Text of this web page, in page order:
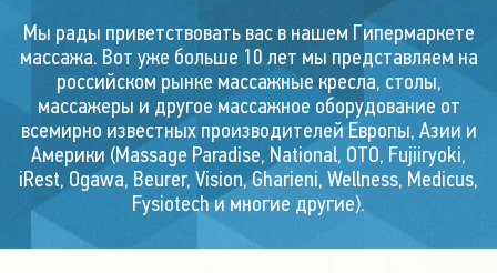
Массажное кресло
FALCON SV
2 200 000 руб.
1 699 999
ВЫ ЭКОНОМИТЕ:500 001 р.
Мы рады приветствовать вас в нашем Гипермаркете
массажа. Вот уже больше 10 лет мы представляем на
российском рынке массажные кресла, столы,
массажеры и другое массажное оборудование от
всемирно известных производителей Европы, Азии и
Америки (Massage Paradise, National, OTO, Fujiiryoki,
iRest, Ogawa, Beurer, Vision, Gharieni, Wellness, Medicus,
Fysiotech и многие другие).